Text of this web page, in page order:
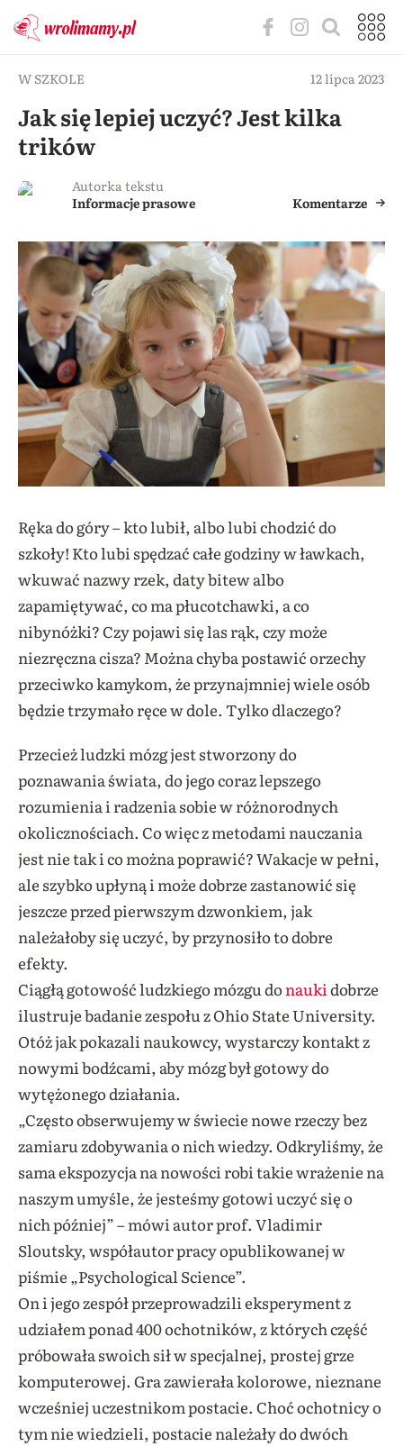
W SZKOLE 12 lipca 2023
Jak się lepiej uczyć? Jest kilka
trików
Autorka tekstu
Informacje prasowe
Komentarze
Ręka do góry – kto lubił, albo lubi chodzić do
szkoły! Kto lubi spędzać całe godziny w ławkach,
wkuwać nazwy rzek, daty bitew albo
zapamiętywać, co ma płucotchawki, a co
nibynóżki? Czy pojawi się las rąk, czy może
niezręczna cisza? Można chyba postawić orzechy
przeciwko kamykom, że przynajmniej wiele osób
będzie trzymało ręce w dole. Tylko dlaczego?
Przecież ludzki mózg jest stworzony do
poznawania świata, do jego coraz lepszego
rozumienia i radzenia sobie w różnorodnych
okolicznościach. Co więc z metodami nauczania
jest nie tak i co można poprawić? Wakacje w pełni,
ale szybko upłyną i może dobrze zastanowić się
jeszcze przed pierwszym dzwonkiem, jak
należałoby się uczyć, by przynosiło to dobre
efekty.
Ciągłą gotowość ludzkiego mózgu donauki dobrze
ilustruje badanie zespołu z Ohio State University.
Otóż jak pokazali naukowcy, wystarczy kontakt z
nowymi bodźcami, aby mózg był gotowy do
wytężonego działania.
„Często obserwujemy w świecie nowe rzeczy bez
zamiaru zdobywania o nich wiedzy. Odkryliśmy, że
sama ekspozycja na nowości robi takie wrażenie na
naszym umyśle, że jesteśmy gotowi uczyć się o
nich później” – mówi autor prof. Vladimir
Sloutsky, współautor pracy opublikowanej w
piśmie „Psychological Science”.
On i jego zespół przeprowadzili eksperyment z
udziałem ponad 400 ochotników, z których część
próbowała swoich sił w specjalnej, prostej grze
komputerowej. Gra zawierała kolorowe, nieznane
wcześniej uczestnikom postacie. Choć ochotnicy o
tym nie wiedzieli, postacie należały do dwóch